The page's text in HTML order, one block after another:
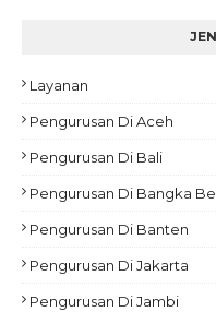
Layanan
Pengurusan Di Aceh
Pengurusan Di Bali
Pengurusan Di Bangka
Pengurusan Di Banten
Pengurusan Di Jakarta
Pengurusan Di Jambi